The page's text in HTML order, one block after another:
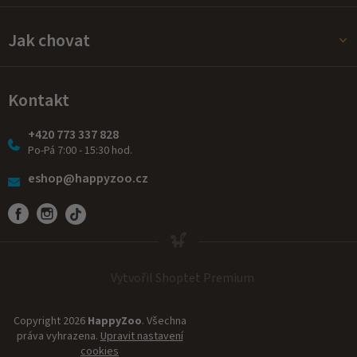
Jak chovat
Kontakt
+420 773 337 828
Po-Pá 7:00 - 15:30 hod.
eshop@happyzoo.cz
Vytvořil Shoptet Premium
Copyright 2026 HappyZoo. Všechna
práva vyhrazena. Upravit nastavení
cookies